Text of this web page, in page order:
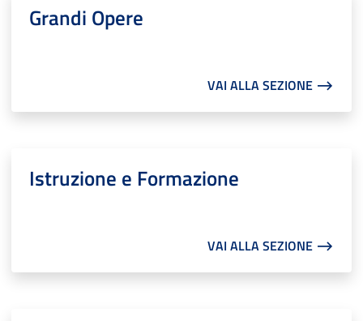
Grandi Opere
VAI ALLA SEZIONE ⟶
Istruzione e Formazione
VAI ALLA SEZIONE ⟶